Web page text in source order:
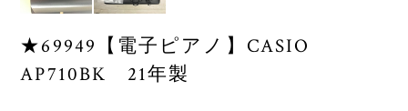
★69949【電子ピアノ】CASIO
AP710BK 21年製